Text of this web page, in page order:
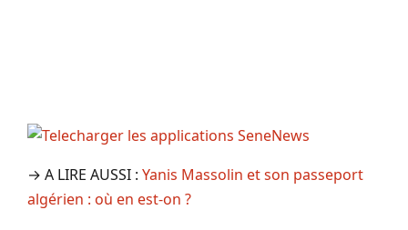
→ A LIRE AUSSI : Yanis Massolin et son passeport
algérien : où en est-on ?